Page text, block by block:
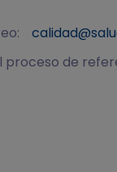
proceso de